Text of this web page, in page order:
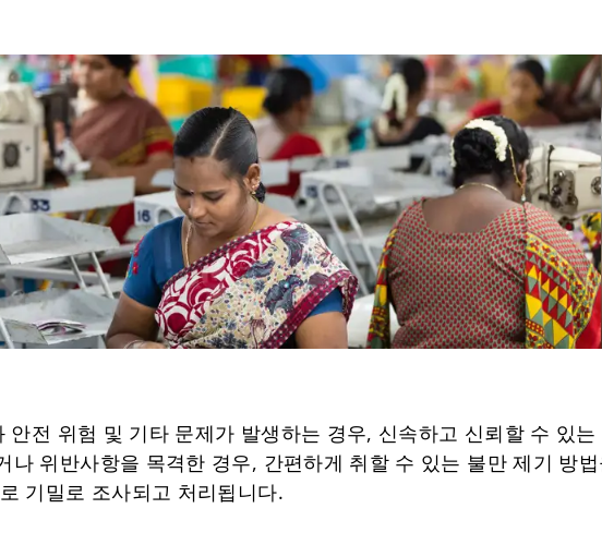
안전 위험 및 기타 문제가 발생하는 경우, 신속하고 신뢰할 수 있
나 위반사항을 목격한 경우, 간편하게 취할 수 있는 불만 제기 방
기밀로 조사되고 처리됩니다.